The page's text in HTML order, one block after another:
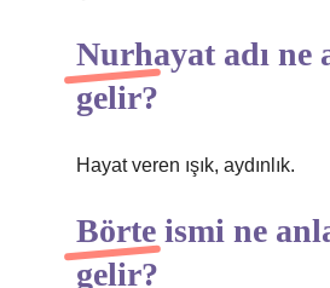
Nurhayat adı ne
gelir?
Hayat veren ışık, aydınlık.
Börte ismi ne
gelir?